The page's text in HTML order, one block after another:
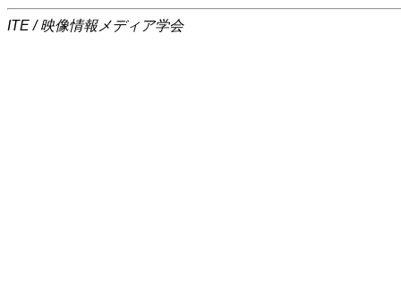
ITE / 映像情報メディア学会